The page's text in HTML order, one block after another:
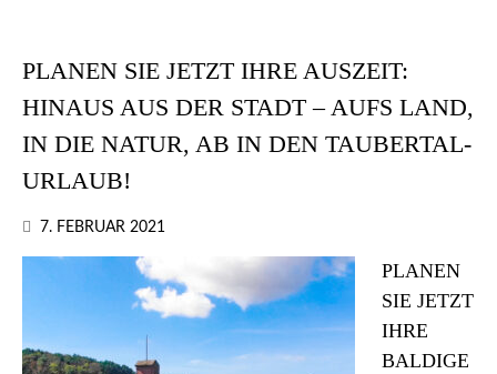
PLANEN SIE JETZT IHRE AUSZEIT:
HINAUS AUS DER STADT – AUFS LAND,
IN DIE NATUR, AB IN DEN TAUBERTAL-
URLAUB!
7. FEBRUAR 2021
PLANEN
SIE JETZT
IHRE
BALDIGE